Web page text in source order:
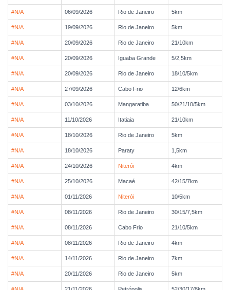
#N/A 06/09/2026 Rio de Janeiro 5km
#N/A 19/09/2026 Rio de Janeiro 5km
#N/A 20/09/2026 Rio de Janeiro 21/10km
#N/A 20/09/2026 Iguaba Grande 5/2,5km
#N/A 20/09/2026 Rio de Janeiro 18/10/5km
#N/A 27/09/2026 Cabo Frio 12/6km
#N/A 03/10/2026 Mangaratiba 50/21/10/5km
#N/A 11/10/2026 Itatiaia 21/10km
#N/A 18/10/2026 Rio de Janeiro 5km
#N/A 18/10/2026 Paraty 1,5km
#N/A 24/10/2026 Niterói 4km
#N/A 25/10/2026 Macaé 42/15/7km
#N/A 01/11/2026 Niterói 10/5km
#N/A 08/11/2026 Rio de Janeiro 30/15/7,5km
#N/A 08/11/2026 Cabo Frio 21/10/5km
#N/A 08/11/2026 Rio de Janeiro 4km
#N/A 14/11/2026 Rio de Janeiro 7km
#N/A 20/11/2026 Rio de Janeiro 5km